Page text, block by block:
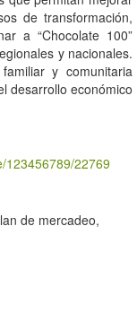
de transformación,
a “Chocolate 100”
y nacionales.
y comunitaria
desarrollo económico
123456789/22769
de mercadeo,